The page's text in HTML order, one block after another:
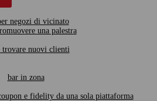
negozi di vicinato
una palestra
trovare nuovi clienti
bar in zona
e fidelity da una sola piattaforma